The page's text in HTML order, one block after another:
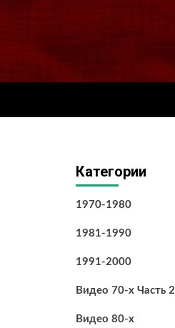
Категории
1970-1980
1981-1990
1991-2000
Видео 70-х Часть 2
Видео 80-х